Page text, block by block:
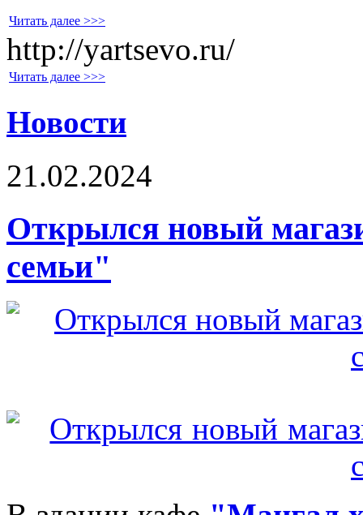
Читать далее >>>
http://yartsevo.ru/
Читать далее >>>
Новости
21.02.2024
Открылся новый
семьи"